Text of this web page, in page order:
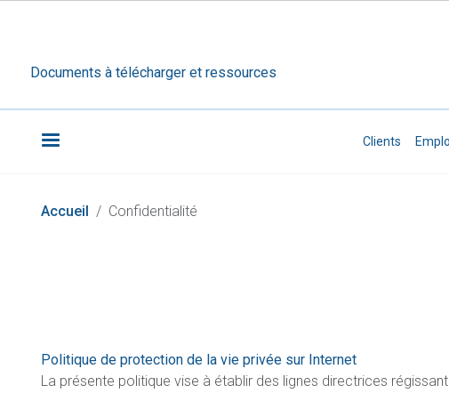
Documents à télécharger et ressources
Clients
Accueil Confidentialité
Politique de protection de la vie privée sur Internet
La présente politique vise à établir des lignes directrices